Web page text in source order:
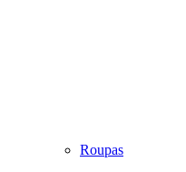
Roupas